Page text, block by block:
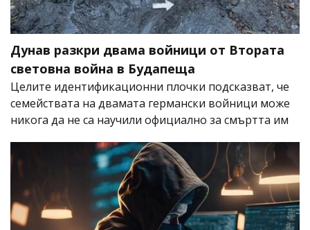
Дунав разкри двама войници от Втората
световна война в Будапеща
Целите идентификационни плочки подсказват, че
семействата на двамата германски войници може
никога да не са научили официално за смъртта им